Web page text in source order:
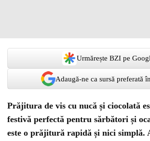
Urmărește BZI pe
Adaugă-ne ca sursă preferată
Prăjitura de vis cu nucă și ciocolată
festivă perfectă pentru sărbători și
este o prăjitură rapidă și nici simplă.